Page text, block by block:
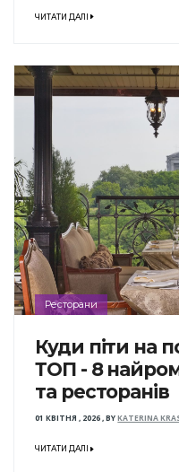
ЧИТАТИ ДАЛІ
Ресторани
Куди піти на
ТОП - 8
та ресторанів
01 КВІТНЯ , 2026,BYKATERINA
ЧИТАТИ ДАЛІ